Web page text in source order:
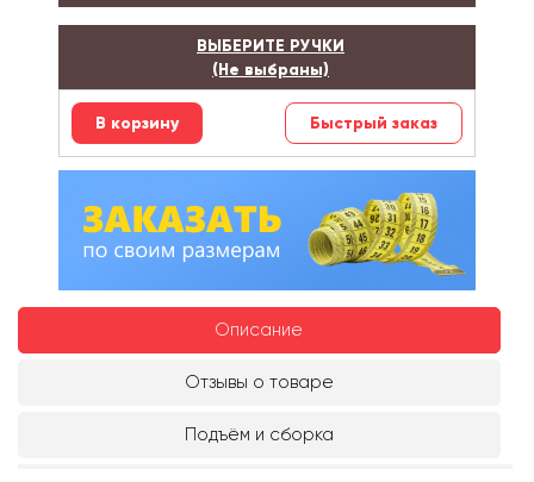
ВЫБЕРИТЕ РУЧКИ
(Не выбраны)
Быстрый заказ
Описание
Отзывы о товаре
Подъём и сборка